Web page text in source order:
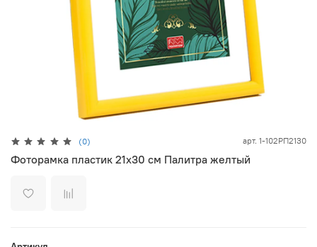
(0) арт. 1-102РП2130
Фоторамка пластик 21х30 см Палитра желтый